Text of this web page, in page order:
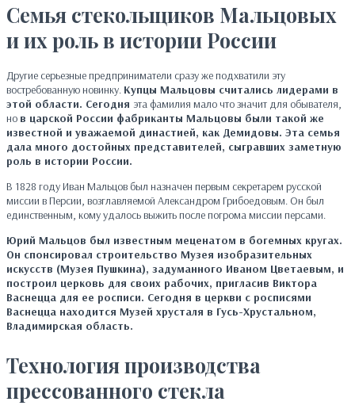
Семья стекольщиков Мальцовых
и их роль в истории России
Другие серьезные предприниматели сразу же подхватили эту
востребованную новинку. Купцы Мальцовы считались лидерами в
этой области. Сегодня эта фамилия мало что значит для обывателя,
но в царской России фабриканты Мальцовы были такой же
известной и уважаемой династией, как Демидовы. Эта семья
дала много достойных представителей, сыгравших заметную
роль в истории России.
В 1828 году Иван Мальцов был назначен первым секретарем русской
миссии в Персии, возглавляемой Александром Грибоедовым. Он был
единственным, кому удалось выжить после погрома миссии персами.
Юрий Мальцов был известным меценатом в богемных кругах.
Он спонсировал строительство Музея изобразительных
искусств (Музея Пушкина), задуманного Иваном Цветаевым, и
построил церковь для своих рабочих, пригласив Виктора
Васнецца для ее росписи. Сегодня в церкви с росписями
Васнецца находится Музей хрусталя в Гусь-Хрустальном,
Владимирская область.
Технология производства
прессованного стекла